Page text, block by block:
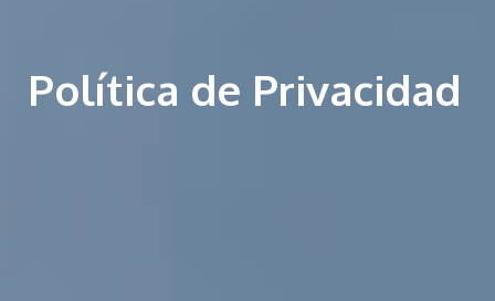
Política de Privacidad